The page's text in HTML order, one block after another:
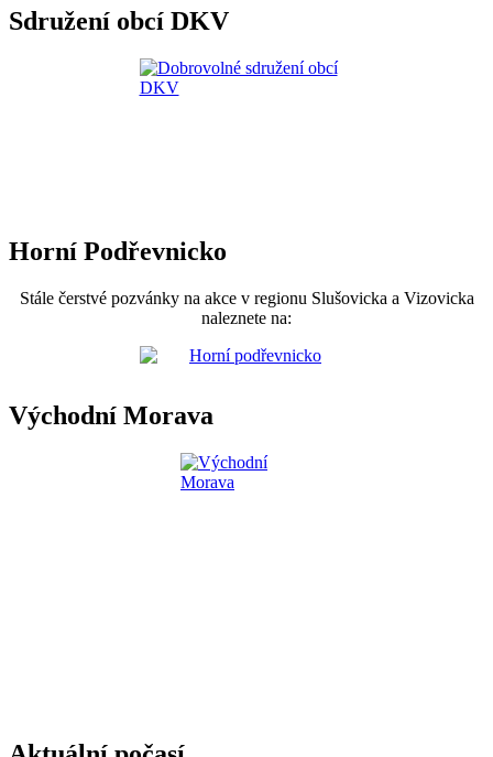
Sdružení obcí DKV
Horní Podřevnicko
Stále čerstvé pozvánky na akce v regionu Slušovicka a Vizovicka
naleznete na:
Východní Morava